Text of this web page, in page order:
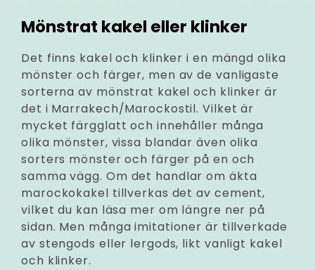
Mönstrat kakel eller klinker
Det finns kakel och klinker i en mängd olika
mönster och färger, men av de vanligaste
sorterna av mönstrat kakel och klinker är
det i Marrakech/Marockostil. Vilket är
mycket färgglatt och innehåller många
olika mönster, vissa blandar även olika
sorters mönster och färger på en och
samma vägg. Om det handlar om äkta
marockokakel tillverkas det av cement,
vilket du kan läsa mer om längre ner på
sidan. Men många imitationer är tillverkade
av stengods eller lergods, likt vanligt kakel
och klinker.